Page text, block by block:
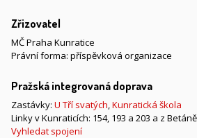
Zřizovatel
MČ Praha Kunratice
Právní forma: příspěvková organizace
Pražská integrovaná doprava
Zastávky: U Tří svatých,Kunratická škola
Linky v Kunraticích: 154, 193 a 203 a z
Vyhledat spojení